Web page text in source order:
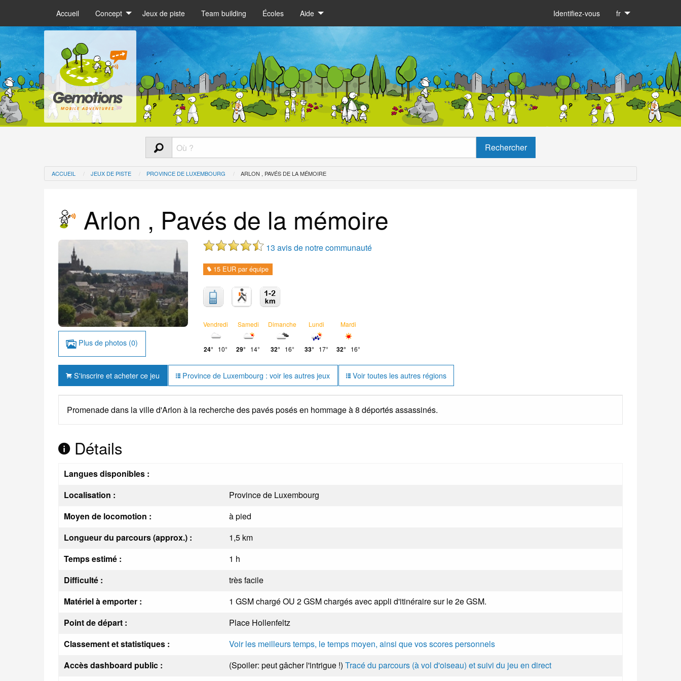
Accueil Concept Jeux de piste Team building Écoles Aide Identifiez-vous fr
ACCUEIL JEUX DE PISTE PROVINCE DE LUXEMBOURG ARLON , PAVÉS DE LA MÉMOIRE
Arlon , Pavés de la mémoire
Plus de photos (0)
13 avis de notre communauté
15 EUR par équipe
Vendredi
24° 10°
Samedi
29° 14°
Dimanche
32° 16°
Lundi
33° 17°
Mardi
32° 16°
S'inscrire et acheter ce jeu Province de Luxembourg : voir les autres jeux Voir toutes les autres régions
Promenade dans la ville d'Arlon à la recherche des pavés posés en hommage à 8 déportés assassinés.
Détails
Langues disponibles :
Localisation :
Province de Luxembourg
Moyen de locomotion :
à pied
Longueur du parcours (approx.) :
1,5 km
Temps estimé :
1 h
Difficulté :
très facile
Matériel à emporter :
1 GSM chargé OU 2 GSM chargés avec appli d'itinéraire sur le 2e GSM.
Point de départ :
Place Hollenfeltz
Classement et statistiques :
Voir les meilleurs temps, le temps moyen, ainsi que vos scores personnels
Accès dashboard public :
(Spoiler: peut gâcher l'intrigue !) Tracé du parcours (à vol d'oiseau) et suivi du jeu en direct